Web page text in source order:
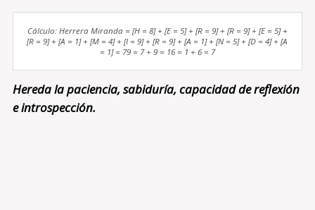
Cálculo: Herrera Miranda = [H = 8] + [E = 5] + [R = 9] + [R = 9] + [E = 5] +
[R = 9] + [A = 1] + [M = 4] + [I = 9] + [R = 9] + [A = 1] + [N = 5] + [D = 4] + [A
= 1] = 79 = 7 + 9 = 16 = 1 + 6 = 7
Hereda la paciencia, sabiduría, capacidad de reflexión
e introspección.